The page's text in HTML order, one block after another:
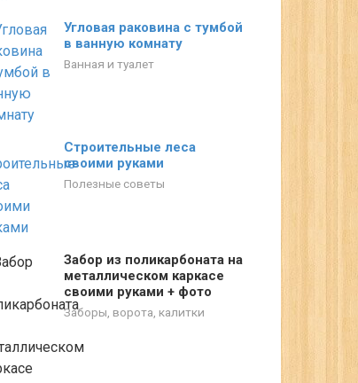
Угловая раковина с тумбой
в ванную комнату
Ванная и туалет
Строительные леса
своими руками
Полезные советы
Забор из поликарбоната на
металлическом каркасе
своими руками + фото
Заборы, ворота, калитки